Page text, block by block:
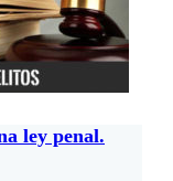
ley penal.